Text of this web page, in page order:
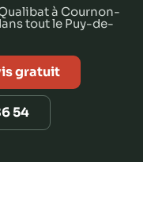
à Cournon-
tout le Puy-de-
gratuit
54